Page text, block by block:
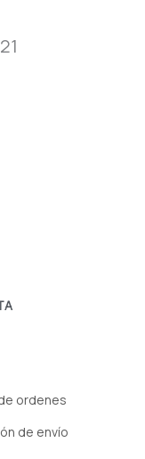
ordenes
de envío